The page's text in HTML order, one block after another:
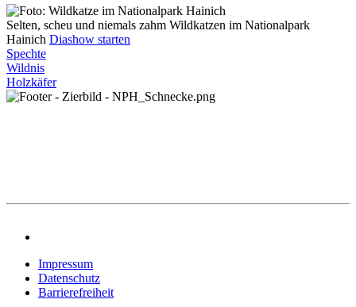
Selten, scheu und niemals zahm Wildkatzen im Nationalpark
Hainich Diashow starten
Spechte
Wildnis
Holzkäfer
Impressum
Datenschutz
Barrierefreiheit